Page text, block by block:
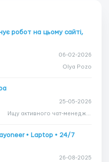
робот на цьому сайті,
06-02-2026
Olya Pozo
25-05-2026
• Laptop • 24/7
26-08-2025